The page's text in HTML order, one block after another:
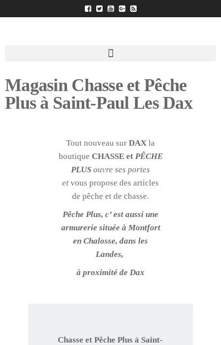
Magasin Chasse et Pêche
Plus à Saint-Paul Les Dax
Tout nouveau sur DAX la
boutique CHASSE et PÊCHE
PLUS ouvre ses portes
et vous propose des articles
de pêche et de chasse.
Pêche Plus, c’ est aussi une
armurerie située à Montfort
en Chalosse, dans les
Landes,
à proximité de Dax
Chasse et Pêche Plus à Saint-